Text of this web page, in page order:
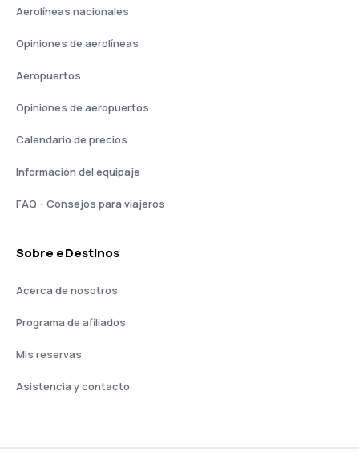
Aerolíneas nacionales
Opiniones de aerolíneas
Aeropuertos
Opiniones de aeropuertos
Calendario de precios
Información del equipaje
FAQ - Consejos para viajeros
Sobre eDestinos
Acerca de nosotros
Programa de afiliados
Mis reservas
Asistencia y contacto